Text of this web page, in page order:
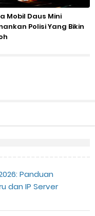
Mobil Daus Mini
Polisi Yang Bikin
Panduan
dan IP Server